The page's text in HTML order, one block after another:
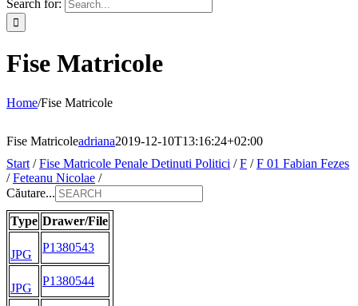
Search for:
Fise Matricole
Home/Fise Matricole
Fise Matricoleadriana2019-12-10T13:16:24+02:00
Start /Fise Matricole Penale Detinuti Politici /F /F 01 Fabian Fezes
/Feteanu Nicolae /
Căutare...
Type Drawer/File
JPG
P1380543
JPG
P1380544